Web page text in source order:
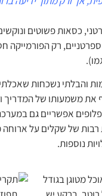
כסאות פשוטים
רק
והבלתי נשכחות שאכלתי
את משמעותו של המדריך
אפשריים גם
של שקלים על
נוספות.